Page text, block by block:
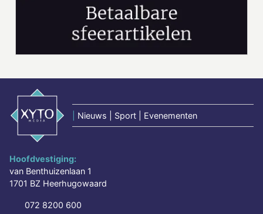
Nieuws | Sport | Evenementen
Hoofdvestiging:
van Benthuizenlaan 1
1701 BZ Heerhugowaard
072 8200 600